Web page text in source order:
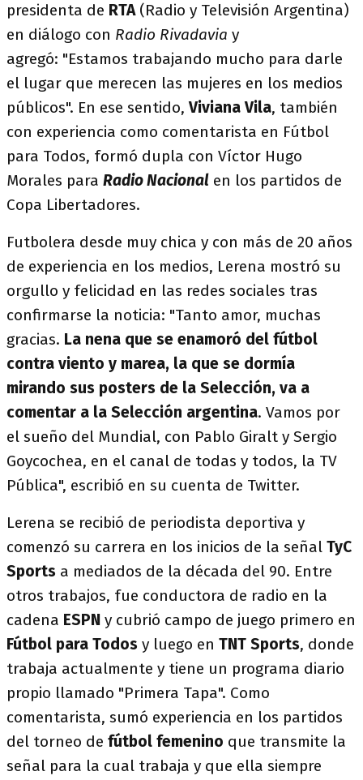
presidenta de RTA(Radio y Televisión Argentina)
en diálogo con Radio Rivadavia y
agregó: "Estamos trabajando mucho para darle
el lugar que merecen las mujeres en los medios
públicos". En ese sentido,Viviana Vila, también
con experiencia como comentarista en Fútbol
para Todos, formó dupla con Víctor Hugo
Morales para Radio Nacional en los partidos de
Copa Libertadores.
Futbolera desde muy chica y con más de 20 años
de experiencia en los medios, Lerena mostró su
orgullo y felicidad en las redes sociales tras
confirmarse la noticia: "Tanto amor, muchas
gracias. La nena que se enamoró del fútbol
contra viento y marea, la que se dormía
mirando sus posters de la Selección, va a
comentar a la Selección argentina. Vamos por
el sueño del Mundial, con Pablo Giralt y Sergio
Goycochea, en el canal de todas y todos, la TV
Pública", escribió en su cuenta de Twitter.
Lerena se recibió de periodista deportiva y
comenzó su carrera en los inicios de la señal TyC
Sports a mediados de la década del 90. Entre
otros trabajos, fue conductora de radio en la
cadena ESPN y cubrió campo de juego primero en
Fútbol para Todos y luego en TNT Sports, donde
trabaja actualmente y tiene un programa diario
propio llamado "Primera Tapa". Como
comentarista, sumó experiencia en los partidos
del torneo de fútbol femenino que transmite la
señal para la cual trabaja y que ella siempre